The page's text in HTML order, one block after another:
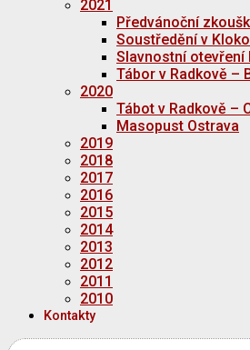
2021
Předvánoční
Soustředění v
Slavnostní otevření
Tábor v Radkově –
2020
Tábot v Radkově –
Masopust Ostrava
2019
2018
2017
2016
2015
2014
2013
2012
2011
2010
Kontakty